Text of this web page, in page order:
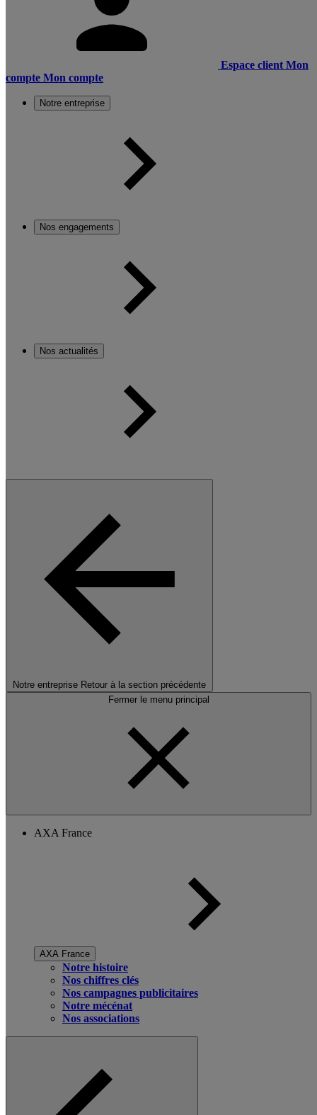
Espace client Mon
compte Mon compte
Notre entreprise
Nos engagements
Nos actualités
Notre entreprise Retour à la section précédente
Fermer le menu principal
AXA France
AXA France
Notre histoire
Nos chiffres clés
Nos campagnes publicitaires
Notre mécénat
Nos associations